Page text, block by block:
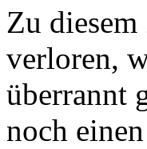
Zu
verloren,
überrannt
noch